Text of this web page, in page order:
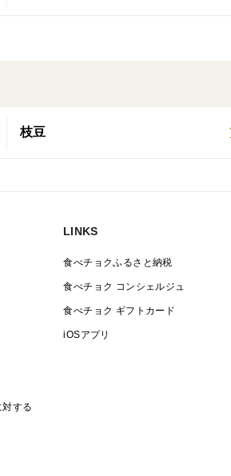
枝豆
する
LINKS
食べチョクふるさと納税
食べチョク コンシェルジュ
食べチョク ギフトカード
iOSアプリ